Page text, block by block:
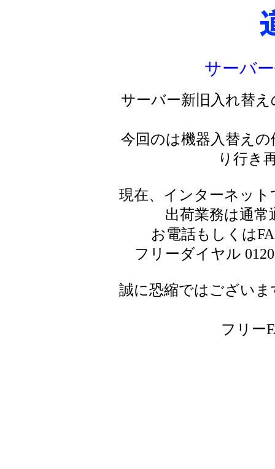
サーバ
サーバー新旧入れ替
今回のは機器入替え
り行き
現在、インターネッ
出荷業務は通
お電話もしくは
フリーダイヤル
誠に恐縮ではござい
フリー